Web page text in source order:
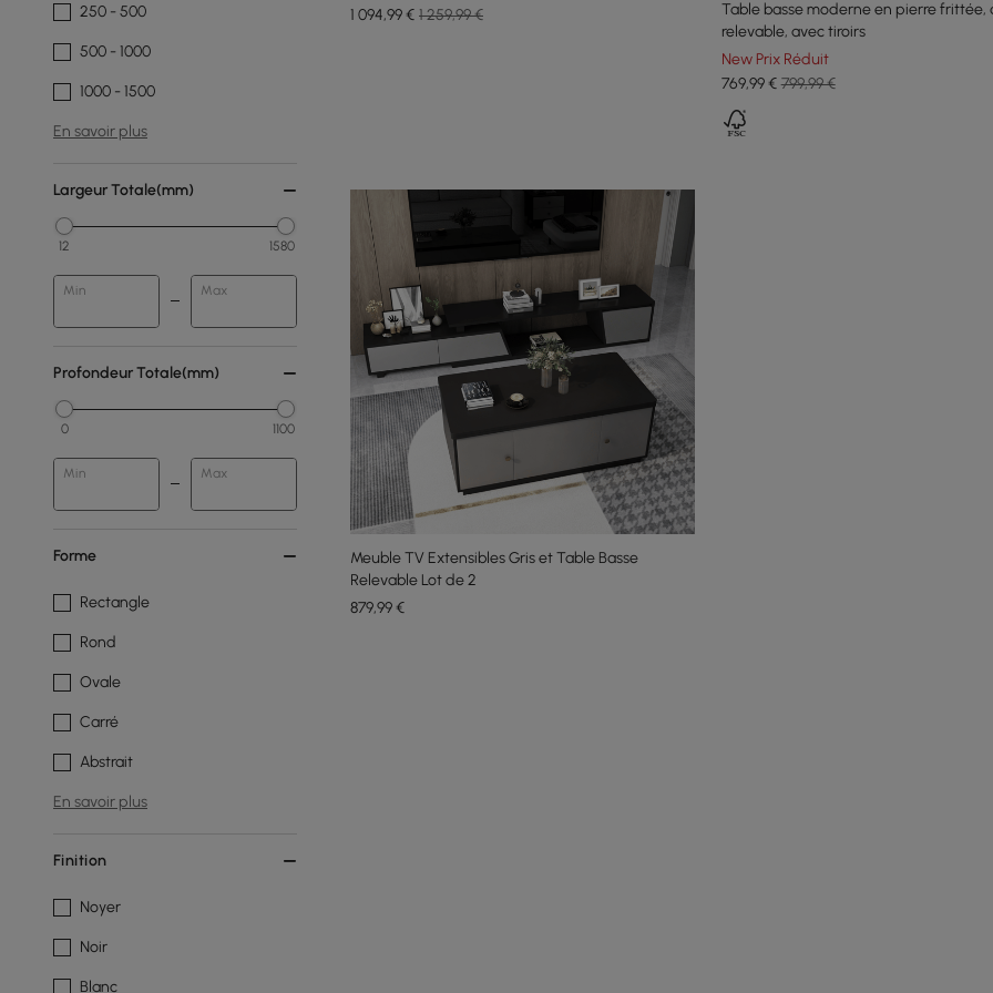
250 - 500
500 - 1000
1000 - 1500
En savoir plus
Largeur Totale(mm)
12 1580
Min Max
Profondeur Totale(mm)
0 1100
Min Max
Forme
Rectangle
Rond
Ovale
Carré
Abstrait
En savoir plus
Finition
Noyer
Noir
Blanc
1 094,99€ 1 259,99 €
Table basse moderne en pierre frittée,
relevable, avec tiroirs
New Prix Réduit
769,99€ 799,99 €
Meuble TV Extensibles Gris et Table Basse
Relevable Lot de 2
879,99€